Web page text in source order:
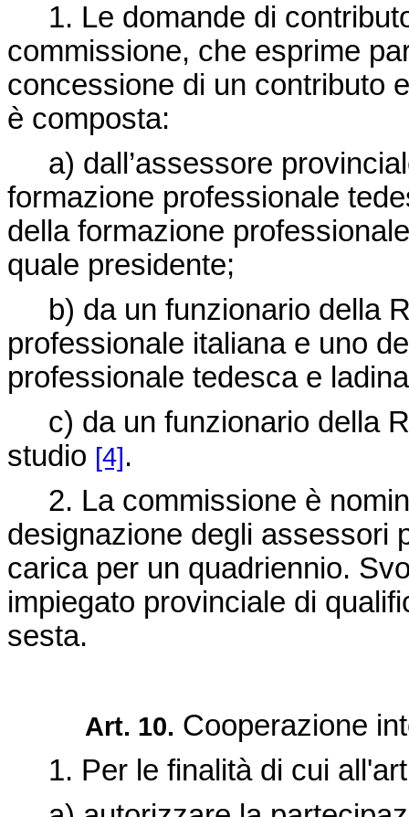
1. Le domande di
commissione, che esprime
concessione di un contributo
è composta:
a) dall’assessore
formazione professionale
della formazione
quale presidente;
b) da un funzionario della
professionale italiana e uno
professionale tedesca e
c) da un funzionario della
studio [4].
2. La commissione è
designazione degli assessori
carica per un quadriennio.
impiegato provinciale di
sesta.
Art. 10. Cooperazione
1. Per le finalità di cui